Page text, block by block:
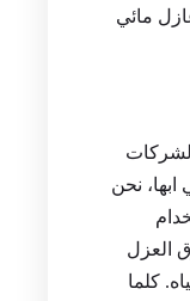
مائي
نحن
العزل
كلما